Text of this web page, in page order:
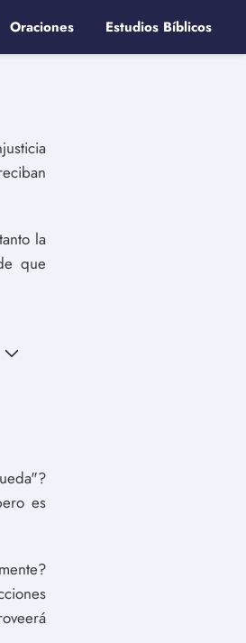
Oraciones Estudios Bíblicos
la
que
es